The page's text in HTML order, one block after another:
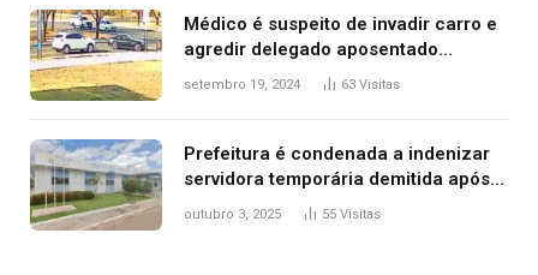
Médico é suspeito de invadir carro e
agredir delegado aposentado
durante confusão no trânsito
setembro 19, 2024 63 Visitas
Prefeitura é condenada a indenizar
servidora temporária demitida após
nascimento da filha
outubro 3, 2025 55 Visitas